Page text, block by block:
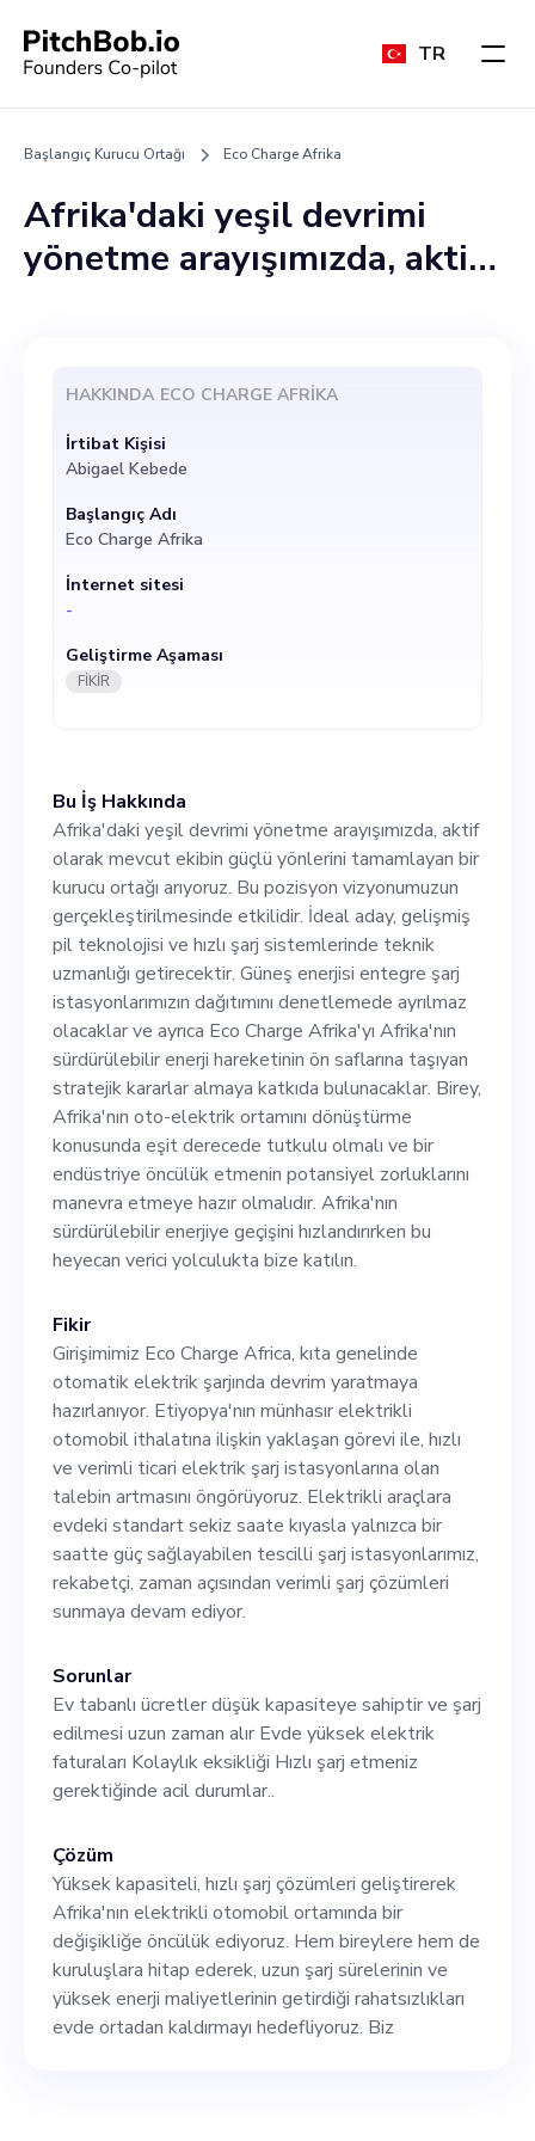
TR
Başlangıç Kurucu Ortağı Eco Charge Afrika
Afrika'daki yeşil devrimi
yönetme arayışımızda, aktif
kurucu ortağı arıyoruz. Bu
pozisyon vizyonumuzun
gerçekleştirilmesinde
etkilidir. İdeal aday, gelişmiş
pil teknolojisi ve hızlı şarj
sistemlerinde teknik
uzmanlığı getirecektir.
Güneş enerjisi entegre şarj
olacaklar ve ayrıca Eco
Charge Afrika'yı Afrika'nın
sürdürülebilir enerji
hareketinin ön saflarına
taşıyan stratejik kararlar
almaya katkıda bulunacaklar.
Birey, Afrika'nın oto-elektrik
ortamını dönüştürme
konusunda eşit derecede
tutkulu olmalı ve bir
endüstriye öncülük etmenin
manevra etmeye hazır
olmalıdır. Afrika'nın
sürdürülebilir enerjiye
geçişini hızlandırırken bu
heyecan verici yolculukta
bize katılın.
Bu İş Hakkında
Afrika'daki yeşil devrimi yönetme arayışımızda, aktif
olarak mevcut ekibin güçlü yönlerini tamamlayan bir
kurucu ortağı arıyoruz. Bu pozisyon vizyonumuzun
gerçekleştirilmesinde etkilidir. İdeal aday, gelişmiş
pil teknolojisi ve hızlı şarj sistemlerinde teknik
uzmanlığı getirecektir. Güneş enerjisi entegre şarj
istasyonlarımızın dağıtımını denetlemede ayrılmaz
olacaklar ve ayrıca Eco Charge Afrika'yı Afrika'nın
sürdürülebilir enerji hareketinin ön saflarına taşıyan
stratejik kararlar almaya katkıda bulunacaklar. Birey,
Afrika'nın oto-elektrik ortamını dönüştürme
konusunda eşit derecede tutkulu olmalı ve bir
endüstriye öncülük etmenin potansiyel zorluklarını
manevra etmeye hazır olmalıdır. Afrika'nın
sürdürülebilir enerjiye geçişini hızlandırırken bu
heyecan verici yolculukta bize katılın.
Fikir
Girişimimiz Eco Charge Africa, kıta genelinde
otomatik elektrik şarjında devrim yaratmaya
hazırlanıyor. Etiyopya'nın münhasır elektrikli
otomobil ithalatına ilişkin yaklaşan görevi ile, hızlı
ve verimli ticari elektrik şarj istasyonlarına olan
talebin artmasını öngörüyoruz. Elektrikli araçlara
evdeki standart sekiz saate kıyasla yalnızca bir
saatte güç sağlayabilen tescilli şarj istasyonlarımız,
rekabetçi, zaman açısından verimli şarj çözümleri
sunmaya devam ediyor.
Sorunlar
Ev tabanlı ücretler düşük kapasiteye sahiptir ve şarj
edilmesi uzun zaman alır Evde yüksek elektrik
faturaları Kolaylık eksikliği Hızlı şarj etmeniz
gerektiğinde acil durumlar..
Çözüm
Yüksek kapasiteli, hızlı şarj çözümleri geliştirerek
Afrika'nın elektrikli otomobil ortamında bir
değişikliğe öncülük ediyoruz. Hem bireylere hem de
kuruluşlara hitap ederek, uzun şarj sürelerinin ve
yüksek enerji maliyetlerinin getirdiği rahatsızlıkları
evde ortadan kaldırmayı hedefliyoruz. Biz
HAKKINDA ECO CHARGE AFRIKA
İrtibat Kişisi
Abigael Kebede
Başlangıç Adı
Eco Charge Afrika
İnternet sitesi
-
Geliştirme Aşaması
FİKİR